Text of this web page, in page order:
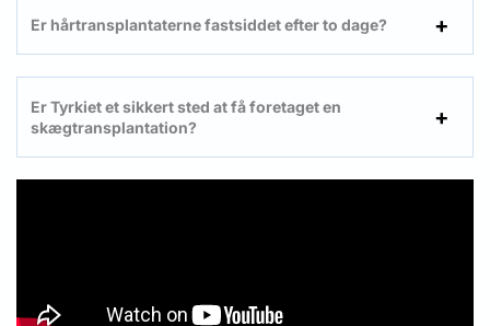
Er hårtransplantaterne fastsiddet efter to dage?
Er Tyrkiet et sikkert sted at få foretaget en
skægtransplantation?